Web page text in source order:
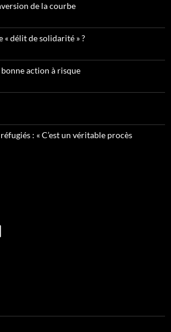
de la courbe
« délit de solidarité » ?
bonne action à risque
: « C’est un véritable procès